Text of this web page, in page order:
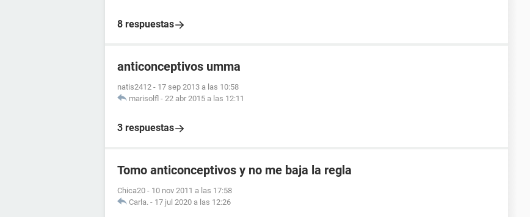
8 respuestas
anticonceptivos umma
natis2412 - 17 sep 2013 a las 10:58
marisolfl - 22 abr 2015 a las 12:11
3 respuestas
Tomo anticonceptivos y no me baja la regla
Chica20 - 10 nov 2011 a las 17:58
Carla. - 17 jul 2020 a las 12:26